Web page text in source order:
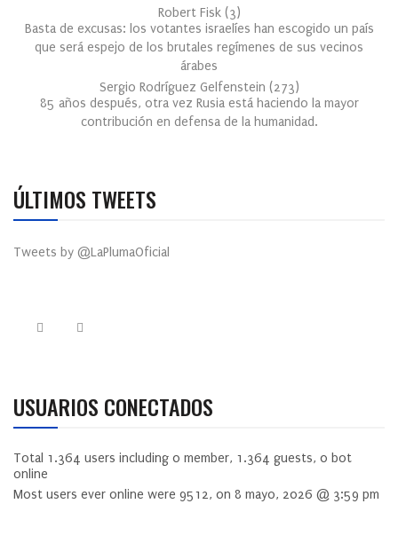
Robert Fisk (3)
Basta de excusas: los votantes israelíes han escogido un país
que será espejo de los brutales regímenes de sus vecinos
árabes
Sergio Rodríguez Gelfenstein (273)
85 años después, otra vez Rusia está haciendo la mayor
contribución en defensa de la humanidad.
ÚLTIMOS TWEETS
Tweets by @LaPlumaOficial
USUARIOS CONECTADOS
Total 1.364 users including 0 member, 1.364 guests, 0 bot
online
Most users ever online were 9512, on 8 mayo, 2026 @ 3:59 pm